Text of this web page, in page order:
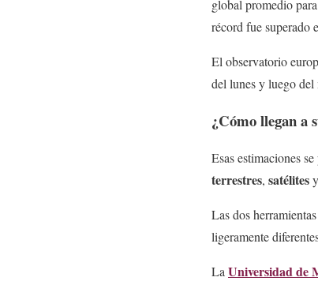
global promedio
récord fue superado
El observatorio
del lunes y luego del
¿Cómo llegan a
Esas estimaciones
terrestres, satélites
Las dos
ligeramente
La Universidad de